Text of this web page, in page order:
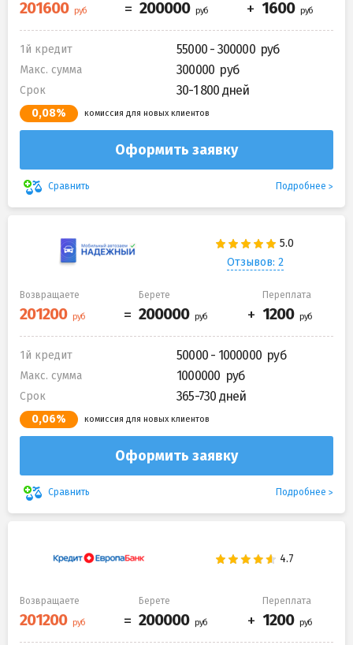
1й кредит 55000 - 300000
Макс. сумма 300000
Срок 30-1 800 дней
0,08% комиссия для новых клиентов
Оформить заявку
Сравнить Подробнее
Отзывов: 2
Возвращаете Берете Переплата
1й кредит 50000 - 1000000
Макс. сумма 1000000
Срок 365-730 дней
0,06% комиссия для новых клиентов
Оформить заявку
Сравнить Подробнее
Возвращаете Берете Переплата